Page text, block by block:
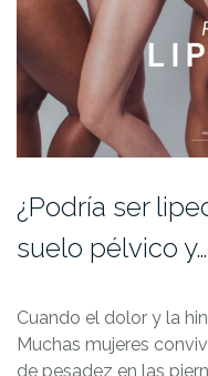
¿Podría ser
suelo pélvico y…
Cuando el dolor y la
Muchas mujeres
de pesadez en las